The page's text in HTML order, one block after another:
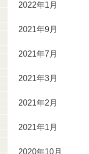
2022年1月
2021年9月
2021年7月
2021年3月
2021年2月
2021年1月
2020年10月